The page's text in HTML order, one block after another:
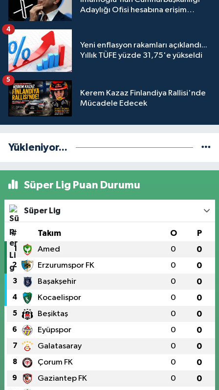
Adaylığı Ofisi hesabına erişim
Yeni enflasyon rakamları açıklandı...
Yıllık TÜFE yüzde 31,75'e yükseldi
4
Kerem Kazaz Finlandiya Rallisi'nde
Mücadele Edecek
5
Yükleniyor...
Süper Lig Puan Durumu
Süper Lig
# Takım O P
1 Amed 0 0
2 Erzurumspor FK 0 0
3 Başakşehir 0 0
4 Kocaelispor 0 0
5 Beşiktaş 0 0
6 Eyüpspor 0 0
7 Galatasaray 0 0
8 Çorum FK 0 0
9 Gaziantep FK 0 0